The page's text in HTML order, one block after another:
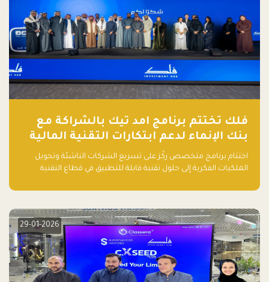
فلك تختتم برنامج امد تيك بالشراكة مع
بنك الإنماء لدعم ابتكارات التقنية المالية
اختتام برنامج متخصص ركّز على تسريع الشركات الناشئة وتحويل
الملكيات الفكرية إلى حلول تقنية قابلة للتطبيق في قطاع التقنية
29-01-2026